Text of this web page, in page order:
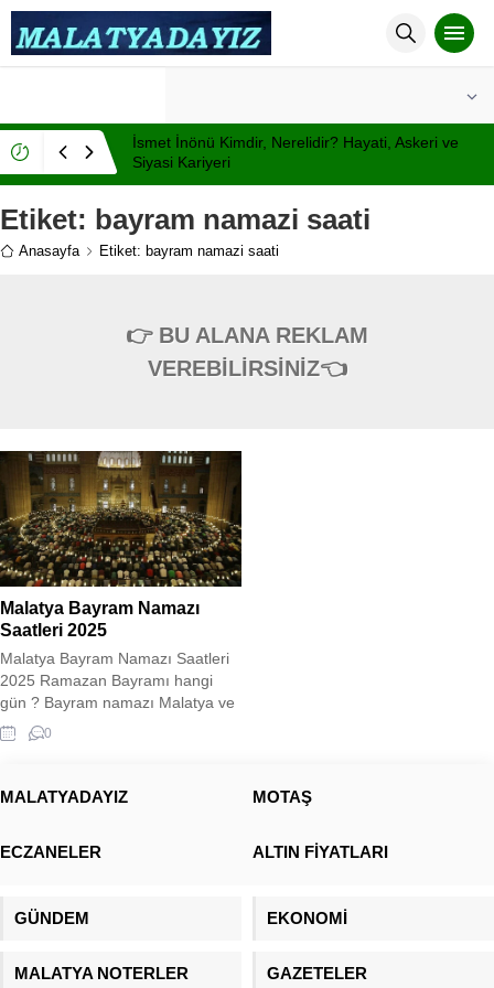
İsmet İnönü Kimdir, Nerelidir? Hayati, Askeri ve
Siyasi Kariyeri
Etiket: bayram namazi saati
Anasayfa Etiket: bayram namazi saati
👉 BU ALANA REKLAM
VEREBİLİRSİNİZ👈
Malatya Bayram Namazı
Saatleri 2025
Malatya Bayram Namazı Saatleri
2025 Ramazan Bayramı hangi
gün ? Bayram namazı Malatya ve
ilçelerinde saat kaçta kılınacak ?
İlçelerde kaç dakika fark var ? İşte
vakitleri aşağıda belirtilmiştir. 2025
Pazar Bayramın 1. günü 31...
0
MALATYADAYIZ MOTAŞ
ECZANELER ALTIN FİYATLARI
GÜNDEM EKONOMİ
MALATYA NOTERLER GAZETELER